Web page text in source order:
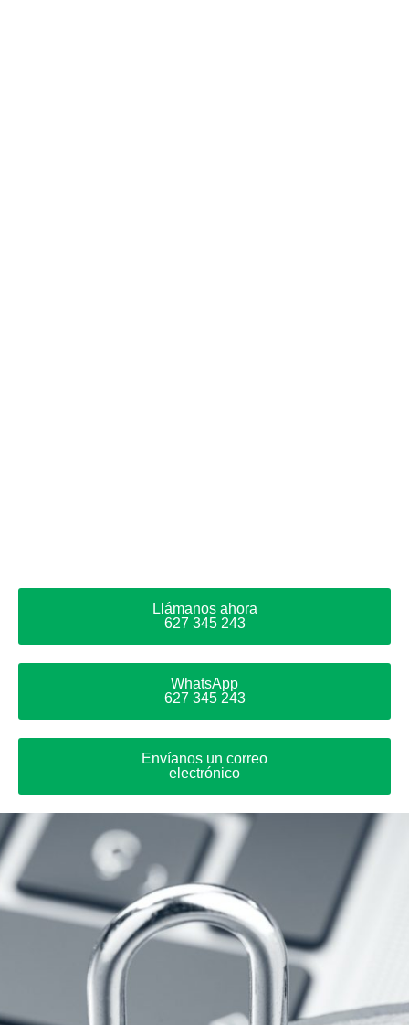
Llámanos ahora
627 345 243
WhatsApp
627 345 243
Envíanos un correo
electrónico